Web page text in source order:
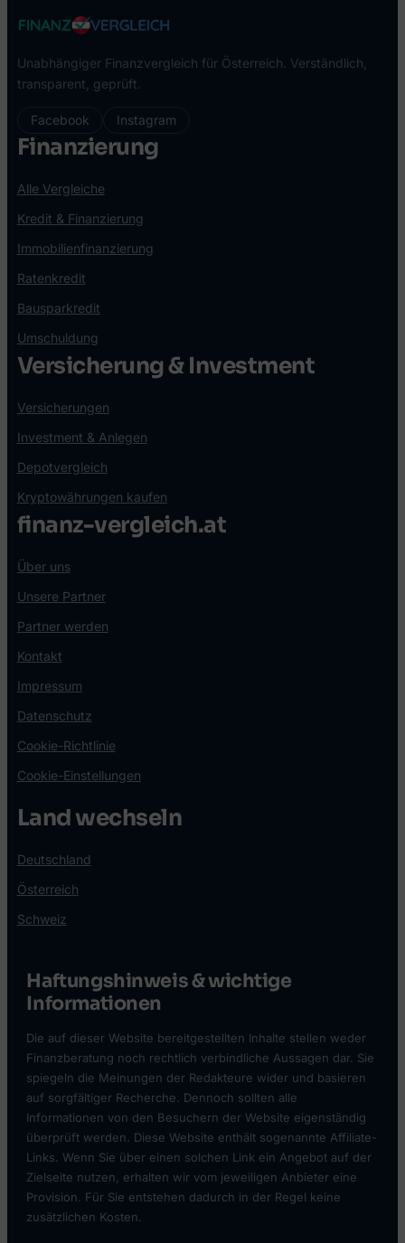
Unabhängiger Finanzvergleich für Österreich. Verständlich,
transparent, geprüft.
Facebook Instagram
Finanzierung
Alle Vergleiche
Kredit & Finanzierung
Immobilienfinanzierung
Ratenkredit
Bausparkredit
Umschuldung
Versicherung & Investment
Versicherungen
Investment & Anlegen
Depotvergleich
Kryptowährungen kaufen
finanz-vergleich.at
Über uns
Unsere Partner
Partner werden
Kontakt
Impressum
Datenschutz
Cookie-Richtlinie
Cookie-Einstellungen
Land wechseln
Deutschland
Österreich
Schweiz
Haftungshinweis & wichtige
Informationen
Die auf dieser Website bereitgestellten Inhalte stellen weder
Finanzberatung noch rechtlich verbindliche Aussagen dar. Sie
spiegeln die Meinungen der Redakteure wider und basieren
auf sorgfältiger Recherche. Dennoch sollten alle
Informationen von den Besuchern der Website eigenständig
überprüft werden. Diese Website enthält sogenannte Affiliate-
Links. Wenn Sie über einen solchen Link ein Angebot auf der
Zielseite nutzen, erhalten wir vom jeweiligen Anbieter eine
Provision. Für Sie entstehen dadurch in der Regel keine
zusätzlichen Kosten.